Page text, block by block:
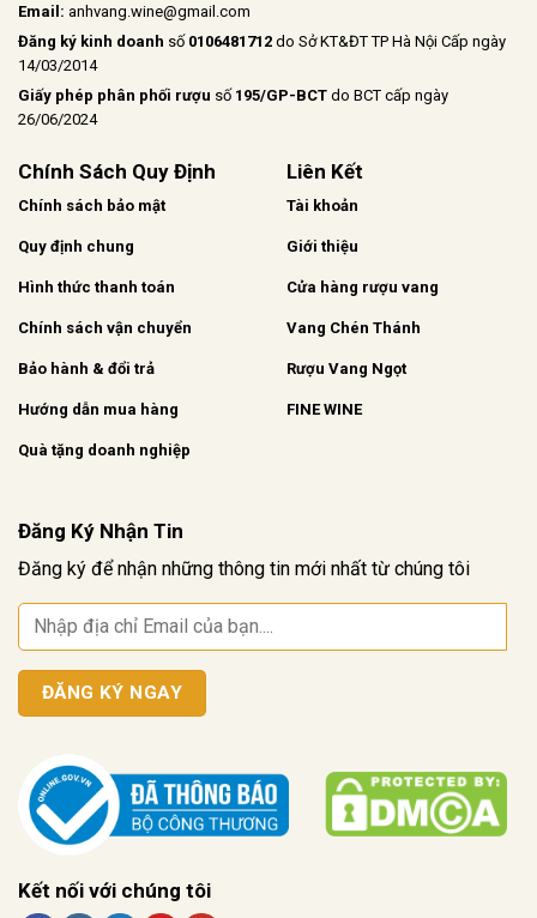
Email: anhvang.wine@gmail.com
Đăng ký kinh doanh số 0106481712 do Sở KT&ĐT TP Hà Nội Cấp ngày
14/03/2014
Giấy phép phân phối rượu số 195/GP-BCT do BCT cấp ngày
26/06/2024
Chính Sách Quy Định
Chính sách bảo mật
Quy định chung
Hình thức thanh toán
Chính sách vận chuyển
Bảo hành & đổi trả
Hướng dẫn mua hàng
Quà tặng doanh nghiệp
Liên Kết
Tài khoản
Giới thiệu
Cửa hàng rượu vang
Vang Chén Thánh
Rượu Vang Ngọt
FINE WINE
Đăng Ký Nhận Tin
Đăng ký để nhận những thông tin mới nhất từ chúng tôi
Kết nối với chúng tôi